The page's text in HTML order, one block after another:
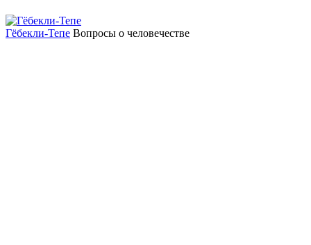
Гёбекли-Тепе Вопросы о человечестве